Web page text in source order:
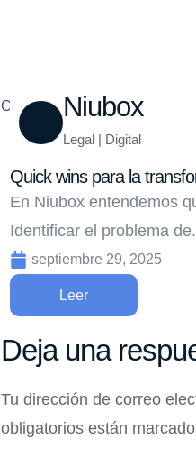
Compartir Niubox
Legal | Digital
Quick wins para la
En Niubox entendemos
Identificar el problema
septiembre 29, 2025
Leer
Deja una
Tu dirección de correo
obligatorios están